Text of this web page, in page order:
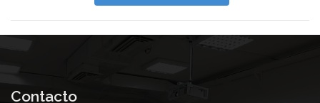
Contacto